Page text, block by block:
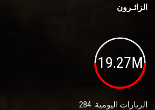
الزائـرون
19.27M
الزيارات اليومية: 284